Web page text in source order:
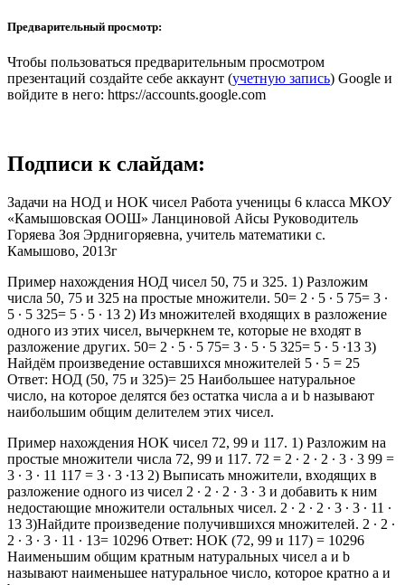
Предварительный просмотр:
Чтобы пользоваться предварительным просмотром
презентаций создайте себе аккаунт (учетную запись) Google и
войдите в него: https://accounts.google.com
Подписи к слайдам:
Задачи на НОД и НОК чисел Работа ученицы 6 класса МКОУ
«Камышовская ООШ» Ланциновой Айсы Руководитель
Горяева Зоя Эрднигоряевна, учитель математики с.
Камышово, 2013г
Пример нахождения НОД чисел 50, 75 и 325. 1) Разложим
числа 50, 75 и 325 на простые множители. 50= 2 ∙ 5 ∙ 5 75= 3 ∙
5 ∙ 5 325= 5 ∙ 5 ∙ 13 2) Из множителей входящих в разложение
одного из этих чисел, вычеркнем те, которые не входят в
разложение других. 50= 2 ∙ 5 ∙ 5 75= 3 ∙ 5 ∙ 5 325= 5 ∙ 5 ∙13 3)
Найдём произведение оставшихся множителей 5 ∙ 5 = 25
Ответ: НОД (50, 75 и 325)= 25 Наибольшее натуральное
число, на которое делятся без остатка числа a и b называют
наибольшим общим делителем этих чисел.
Пример нахождения НОК чисел 72, 99 и 117. 1) Разложим на
простые множители числа 72, 99 и 117. 72 = 2 ∙ 2 ∙ 2 ∙ 3 ∙ 3 99 =
3 ∙ 3 ∙ 11 117 = 3 ∙ 3 ∙13 2) Выписать множители, входящих в
разложение одного из чисел 2 ∙ 2 ∙ 2 ∙ 3 ∙ 3 и добавить к ним
недостающие множители остальных чисел. 2 ∙ 2 ∙ 2 ∙ 3 ∙ 3 ∙ 11 ∙
13 3)Найдите произведение получившихся множителей. 2 ∙ 2 ∙
2 ∙ 3 ∙ 3 ∙ 11 ∙ 13= 10296 Ответ: НОК (72, 99 и 117) = 10296
Наименьшим общим кратным натуральных чисел a и b
называют наименьшее натуральное число, которое кратно a и